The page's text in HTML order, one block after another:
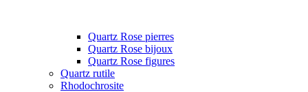
Quartz Rose pierres
Quartz Rose bijoux
Quartz Rose figures
Quartz rutile
Rhodochrosite